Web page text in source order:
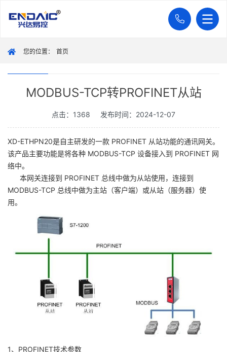
您的位置： 首页
MODBUS-TCP转PROFINET从站
点击：1368 发布时间：2024-12-07
XD-ETHPN20是自主研发的一款 PROFINET 从站功能的通讯网关。
该产品主要功能是将各种 MODBUS-TCP 设备接入到 PROFINET 网
络中。
本网关连接到 PROFINET 总线中做为从站使用，连接到
MODBUS-TCP 总线中做为主站（客户端）或从站（服务器）使
用。
1、PROFINET技术参数